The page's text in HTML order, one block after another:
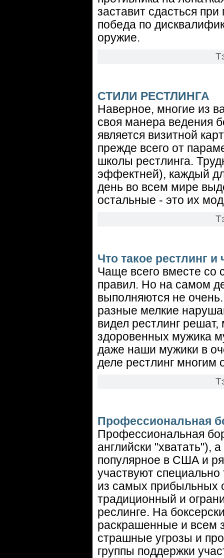
заставит сдасться
победа по
оружие.
СТИЛИ РЕСТЛИНГА
Наверное, многие из
своя манера ведения
является визитной
прежде всего от
школы рестлинга.
эффектней), каждый
день во всем мире
остальные - это их
Что такое рестлинг
Чаще всего вместе со
правил. Но на самом
выполняются не
разные мелкие
видел рестлинг
здоровенных мужика
даже наши мужики в
деле рестлинг многим
Профессиональная
Профессиональная
английски "хватать"),
популярное в США и
участвуют
из самых прибыльных
традиционный и
реслинге. На
раскрашенные и всем
страшные угрозы и
группы поддержки